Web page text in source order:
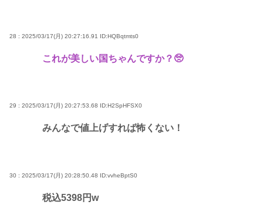
28 : 2025/03/17(月) 20:27:16.91 ID:HQBqtmts0
これが美しい国ちゃんですか？🥺
29 : 2025/03/17(月) 20:27:53.68 ID:H2SpHFSX0
みんなで値上げすれば怖くない！
30 : 2025/03/17(月) 20:28:50.48 ID:vvheBptS0
税込5398円w